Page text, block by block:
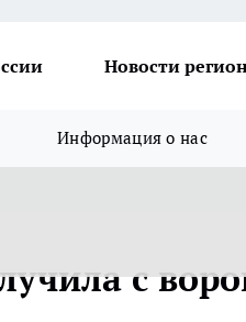
Новости
Информация о нас
с